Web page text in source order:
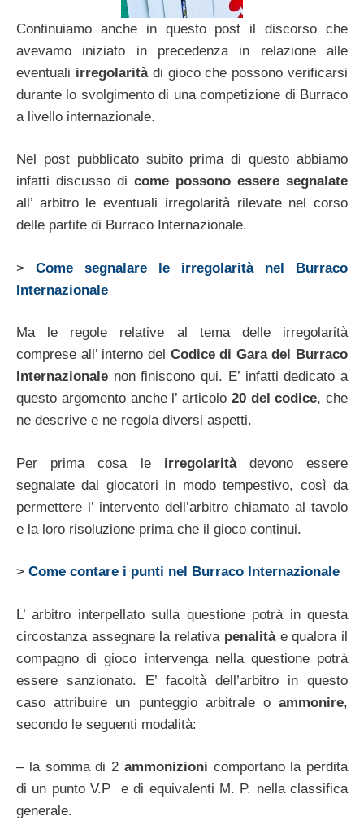
Continuiamo anche in questo post il discorso che
avevamo iniziato in precedenza in relazione alle
eventuali irregolaritàdi gioco che possono verificarsi
durante lo svolgimento di una competizione di Burraco
a livello internazionale.
Nel post pubblicato subito prima di questo abbiamo
infatti discusso di come possono essere segnalate
all’ arbitro le eventuali irregolarità rilevate nel corso
delle partite di Burraco Internazionale.
> Come segnalare le irregolarità nel Burraco
Internazionale
Ma le regole relative al tema delle irregolarità
comprese all’ interno del Codice di Gara del Burraco
Internazionale non finiscono qui. E’ infatti dedicato a
questo argomento anche l’ articolo 20 del codice, che
ne descrive e ne regola diversi aspetti.
Per prima cosa le irregolaritàdevono essere
segnalate dai giocatori in modo tempestivo, così da
permettere l’ intervento dell’arbitro chiamato al tavolo
e la loro risoluzione prima che il gioco continui.
> Come contare i punti nel Burraco Internazionale
L’ arbitro interpellato sulla questione potrà in questa
circostanza assegnare la relativa penalitàe qualora il
compagno di gioco intervenga nella questione potrà
essere sanzionato. E’ facoltà dell’arbitro in questo
caso attribuire un punteggio arbitrale o ammonire,
secondo le seguenti modalità:
– la somma di 2 ammonizioni comportano la perdita
di un punto V.P e di equivalenti M. P. nella classifica
generale.